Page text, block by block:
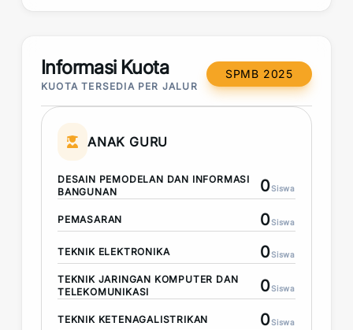
Informasi Kuota
KUOTA TERSEDIA PER JALUR
SPMB 2025
ANAK GURU
DESAIN PEMODELAN DAN INFORMASI
BANGUNAN
0Siswa
PEMASARAN 0Siswa
TEKNIK ELEKTRONIKA 0Siswa
TEKNIK JARINGAN KOMPUTER DAN
TELEKOMUNIKASI
0Siswa
TEKNIK KETENAGALISTRIKAN 0Siswa